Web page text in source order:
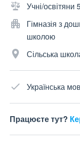
Учні/освітяни
Гімназія з
школою
Сільська
Українська
Працюєте тут?